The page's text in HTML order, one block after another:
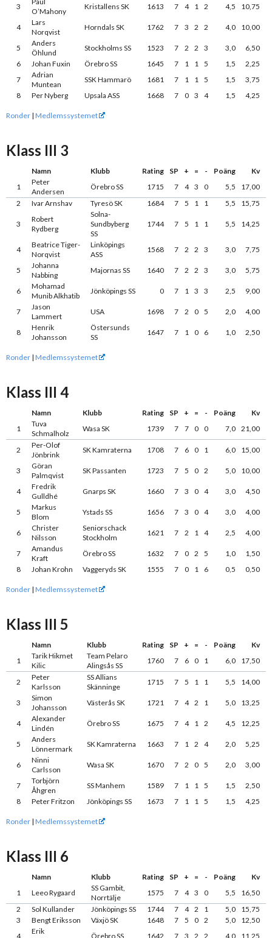
3
O’Mahony
Kristallens SK 1613 7 4 1 2 4,5 10,75
4
Lars
Norqvist
Horndals SK 1762 7 3 2 2 4,0 10,00
5
Anders
Öhlund
Stockholms SS 1523 7 2 2 3 3,0
6,50
6
Johan Fuxin Örebro SS 1645 7 1 1 5 1,5
2,25
7
Adrian
Muntean
SSK Hammarö 1681 7 1 1 5 1,5
3,75
8
Per Nyberg Upsala ASS 1668 7 0 3 4 1,5 4,25
Ronder | Medlemssystemet
Klass III 3
Namn Klubb Rating SP + = - Poäng
Kv
1
Peter
Andersen
Örebro SS 1715 7 4 3 0 5,5
17,00
2
Ivar Arnshav Tyresö SK 1684 7 5 1 1 5,5 15,75
3
Robert
Rydberg
Solna-
Sundbyberg
SS
1744 7 5 1 1 5,5 14,25
4
Beatrice Tiger-
Norqvist
Linköpings
ASS
1568 7 2 2 3 3,0 7,75
5
Johanna
Nabbing
Majornas SS 1640 7 2 2 3 3,0 5,75
6
Mohamad
Munib Alkhatib
Jönköpings SS 0 7 1 3 3 2,5 9,00
7
Jason
Lammert
USA 1698 7 2 0 5 2,0 4,00
8
Henrik
Johansson
Östersunds
SS
1647 7 1 0 6 1,0 2,50
Ronder | Medlemssystemet
Klass III 4
Namn Klubb Rating SP + = - Poäng
Kv
1
Tuva
Schmalholz
Wasa SK 1739 7 7 0 0 7,0 21,00
2
Per-Olof
Jönbrink
SK Kamraterna 1708 7 6 0 1 6,0 15,00
3
Göran
Palmqvist
SK Passanten 1723 7 5 0 2 5,0 10,00
4
Fredrik
Gulldhé
Gnarps SK 1660 7 3 0 4 3,0 4,50
5
Markus
Blom
Ystads SS 1656 7 3 0 4 3,0 4,00
6
Christer
Nilsson
Seniorschack
Stockholm
1621 7 2 1 4 2,5 4,00
7
Amandus
Kraft
Örebro SS 1632 7 0 2 5 1,0
1,50
8
Johan Krohn Vaggeryds SK 1555 7 0 1 6 0,5 0,50
Ronder | Medlemssystemet
Klass III 5
Namn Klubb Rating SP + = - Poäng
Kv
1
Tarik Hikmet
Kilic
Team Pelaro
Alingsås SS
1760 7 6 0 1 6,0 17,50
2
Peter
Karlsson
SS Allians
Skänninge
1715 7 5 1 1 5,5 14,00
3
Simon
Johansson
Västerås SK 1721 7 4 2 1 5,0 13,25
4
Alexander
Lindén
Örebro SS 1675 7 4 1 2 4,5 12,25
5
Anders
Lönnermark
SK Kamraterna 1663 7 1 2 4 2,0 5,25
6
Ninni
Carlsson
Wasa SK 1670 7 2 0 5 2,0 3,00
7
Torbjörn
Åhgren
SS Manhem 1589 7 1 1 5 1,5
2,50
8
Peter Fritzon Jönköpings SS 1673 7 1 1 5 1,5 4,25
Ronder | Medlemssystemet
Klass III 6
Namn Klubb Rating SP + = - Poäng
Kv
1
Leeo Rygaard
SS Gambit,
Norrtälje
1575 7 4 3 0 5,5
16,50
2
Sol Kullander Jönköpings SS 1744 7 4 2 1 5,0
15,75
3
Bengt Eriksson Växjö SK 1648 7 5 0 2 5,0
12,50
4
Erik
Örebro SS 1642 7 3 2 2 4,0 11,25